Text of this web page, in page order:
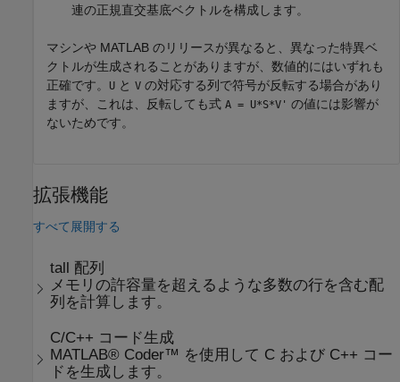
連の正規直交基底ベクトルを構成します。
マシンや MATLAB のリリースが異なると、異なった特異ベ
クトルが生成されることがありますが、数値的にはいずれも
正確です。
U と V の対応する列で符号が反転する場合があり
ますが、これは、反転しても式 A = U*S*V' の値には影響が
ないためです。
拡張機能
すべて展開する
tall 配列
メモリの許容量を超えるような多数の行を含む配
列を計算します。
C/C++ コード生成
MATLAB® Coder™ を使用して C および C++ コー
ドを生成します。